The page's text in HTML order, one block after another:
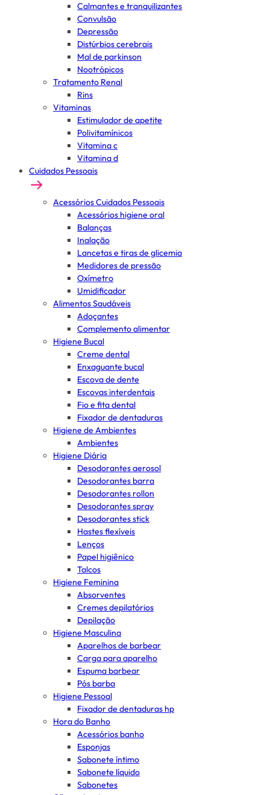
Calmantes e tranquilizantes
Convulsão
Depressão
Distúrbios cerebrais
Mal de parkinson
Nootrópicos
Tratamento Renal
Rins
Vitaminas
Estimulador de apetite
Polivitamínicos
Vitamina c
Vitamina d
Cuidados Pessoais
Acessórios Cuidados Pessoais
Acessórios higiene oral
Balanças
Inalação
Lancetas e tiras de glicemia
Medidores de pressão
Oxímetro
Umidificador
Alimentos Saudáveis
Adoçantes
Complemento alimentar
Higiene Bucal
Creme dental
Enxaguante bucal
Escova de dente
Escovas interdentais
Fio e fita dental
Fixador de dentaduras
Higiene de Ambientes
Ambientes
Higiene Diária
Desodorantes aerosol
Desodorantes barra
Desodorantes rollon
Desodorantes spray
Desodorantes stick
Hastes flexíveis
Lenços
Papel higiênico
Talcos
Higiene Feminina
Absorventes
Cremes depilatórios
Depilação
Higiene Masculina
Aparelhos de barbear
Carga para aparelho
Espuma barbear
Pós barba
Higiene Pessoal
Fixador de dentaduras hp
Hora do Banho
Acessórios banho
Esponjas
Sabonete íntimo
Sabonete líquido
Sabonetes